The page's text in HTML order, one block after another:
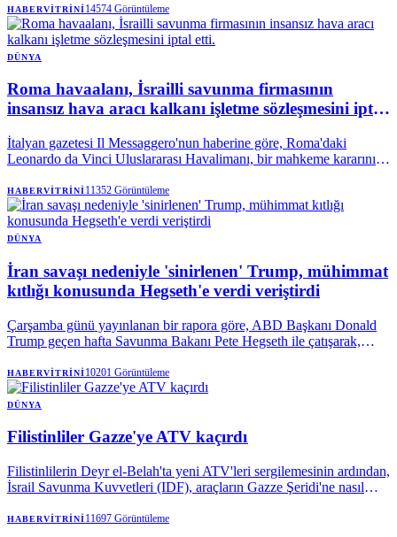
hedeflere ulaşmanın mümkün olmadığını savunarak çatışmadan bir
'çıkış yolu aradığı', Trump’ın ise saldırılarla İran’la anlaşma
sağlanabileceğine inandığı bildirildi.
HABERVITRINI14574 Görüntüleme
DÜNYA
Roma havaalanı, İsrailli savunma firmasının
insansız hava aracı kalkanı işletme sözleşmesini iptal
İtalyan gazetesi Il Messaggero'nun haberine göre, Roma'daki
Leonardo da Vinci Uluslararası Havalimanı, bir mahkeme kararının
araçlarına karşı kalkan sistemini işletme sözleşmesini feshetti.
HABERVITRINI11352 Görüntüleme
DÜNYA
İran savaşı nedeniyle 'sinirlenen' Trump, mühimmat
kıtlığı konusunda Hegseth'e verdi veriştirdi
Çarşamba günü yayınlanan bir rapora göre, ABD Başkanı Donald
Trump geçen hafta Savunma Bakanı Pete Hegseth ile çatışarak,
öncesinde Amerikan mühimmat stoklarının durumu hakkında Beyaz
Saray'ı yanıltmakla suçladı.
HABERVITRINI10201 Görüntüleme
DÜNYA
Filistinliler Gazze'ye ATV kaçırdı
Filistinlilerin Deyr el-Belah'ta yeni ATV'leri sergilemesinin ardından,
İsrail Savunma Kuvvetleri (IDF), araçların Gazze Şeridi'ne nasıl
HABERVITRINI11697 Görüntüleme